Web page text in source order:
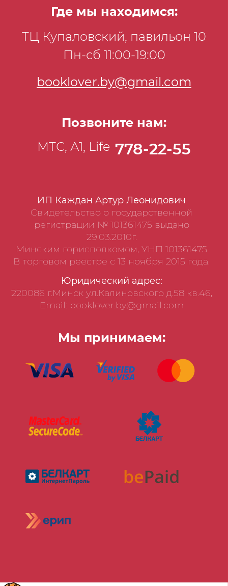
ИП Каждан Артур Леонидович
Свидетельство о государственной
регистрации № 101361475 выдано
29.03.2010г.
Минским горисполкомом, УНП 101361475
В торговом реестре с 13 ноября 2015 года.
Юридический адрес:
220086 г.Минск ул.Калиновского д.58 кв.46,
Email: booklover.by@gmail.com
Мы принимаем:
Где мы находимся:
ТЦ Купаловский, павильон 10
Пн-сб 11:00-19:00
booklover.by@gmail.com
Позвоните нам:
МТС, А1, Life 778-22-55